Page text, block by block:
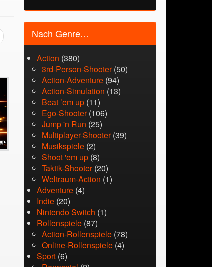
Nach Genre…
Action (380)
3rd-Person-Shooter(50)
Action-Adventure (94)
Action-Simulation (13)
Beat ’em up (11)
Ego-Shooter(106)
Jump 'n Run (25)
Multiplayer-Shooter(39)
Musikspiele (2)
Shoot 'em up (8)
Taktik-Shooter(20)
Weltraum-Action (1)
Adventure (4)
Indie (20)
Nintendo Switch (1)
Rollenspiele (87)
Action-Rollenspiele (78)
Online-Rollenspiele (4)
Sport (6)